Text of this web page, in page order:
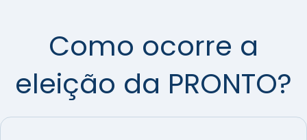
Como ocorre a
eleição da PRONTO?